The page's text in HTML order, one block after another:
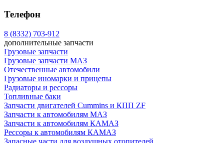
Телефон
8 (8332) 703-912
дополнительные запчасти
Грузовые запчасти
Грузовые запчасти МАЗ
Отечественные автомобили
Грузовые иномарки и прицепы
Радиаторы и рессоры
Топливные баки
Запчасти двигателей Cummins и КПП ZF
Запчасти к автомобилям МАЗ
Запчасти к автомобилям КАМАЗ
Рессоры к автомобилям КАМАЗ
Запасные части для воздушных отопителей